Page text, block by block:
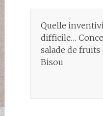
Quelle
difficile…
salade de fruits
Bisou